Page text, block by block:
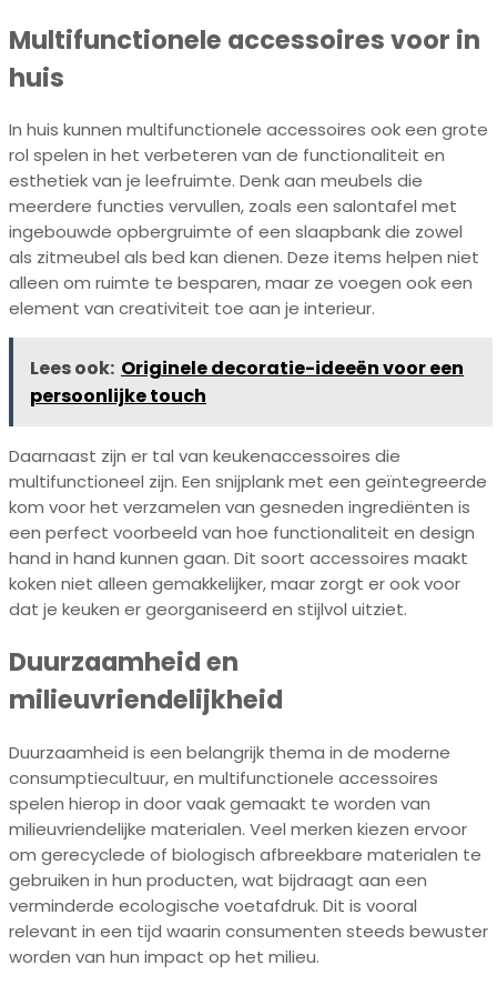
Multifunctionele accessoires voor in
huis
In huis kunnen multifunctionele accessoires ook een grote
rol spelen in het verbeteren van de functionaliteit en
esthetiek van je leefruimte. Denk aan meubels die
meerdere functies vervullen, zoals een salontafel met
ingebouwde opbergruimte of een slaapbank die zowel
als zitmeubel als bed kan dienen. Deze items helpen niet
alleen om ruimte te besparen, maar ze voegen ook een
element van creativiteit toe aan je interieur.
Lees ook: Originele decoratie-ideeën voor een
persoonlijke touch
Daarnaast zijn er tal van keukenaccessoires die
multifunctioneel zijn. Een snijplank met een geïntegreerde
kom voor het verzamelen van gesneden ingrediënten is
een perfect voorbeeld van hoe functionaliteit en design
hand in hand kunnen gaan. Dit soort accessoires maakt
koken niet alleen gemakkelijker, maar zorgt er ook voor
dat je keuken er georganiseerd en stijlvol uitziet.
Duurzaamheid en
milieuvriendelijkheid
Duurzaamheid is een belangrijk thema in de moderne
consumptiecultuur, en multifunctionele accessoires
spelen hierop in door vaak gemaakt te worden van
milieuvriendelijke materialen. Veel merken kiezen ervoor
om gerecyclede of biologisch afbreekbare materialen te
gebruiken in hun producten, wat bijdraagt aan een
verminderde ecologische voetafdruk. Dit is vooral
relevant in een tijd waarin consumenten steeds bewuster
worden van hun impact op het milieu.